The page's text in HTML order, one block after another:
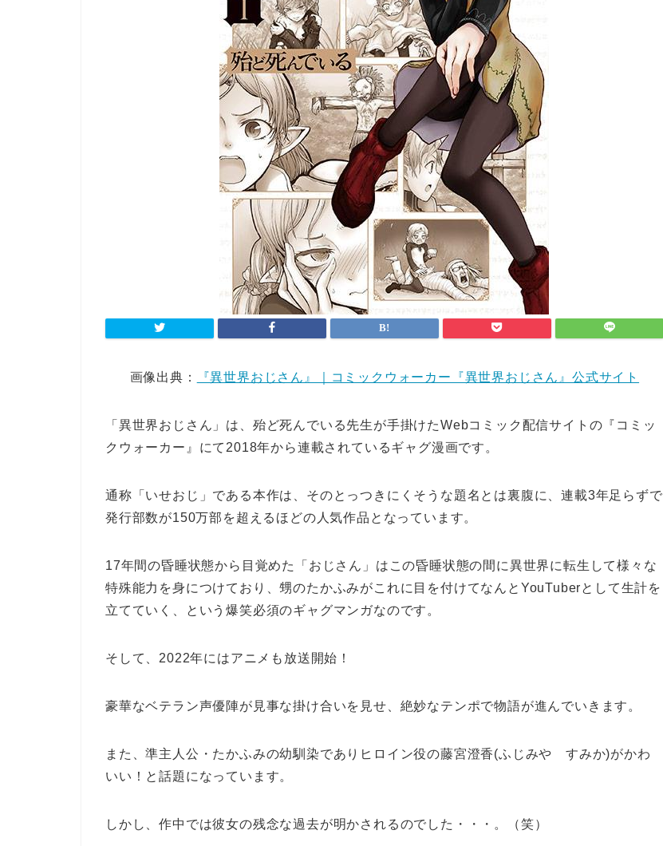
画像出典： 『異世界おじさん』｜コミックウォーカー『異世界おじさん』公式サイト
「異世界おじさん」は、 殆ど死んでいる先生が手掛けたWebコミック配信サイトの『コミッ
クウォーカー』にて2018年から連載されているギャグ漫画です。
通称「いせおじ」である本作は、そのとっつきにくそうな題名とは裏腹に、連載3年足らずで
発行部数が150万部を超えるほどの人気作品となっています。
17年間の昏睡状態から目覚めた「おじさん」はこの昏睡状態の間に異世界に転生して様々な
特殊能力を身につけており、甥のたかふみがこれに目を付けてなんとYouTuberとして生計を
立てていく、という爆笑必須のギャグマンガなのです。
そして、2022年にはアニメも放送開始！
豪華なベテラン声優陣が見事な掛け合いを見せ、絶妙なテンポで物語が進んでいきます。
また、準主人公・たかふみの幼馴染でありヒロイン役の藤宮澄香(ふじみや すみか)がかわ
いい！と話題になっています。
しかし、作中では彼女の残念な過去が明かされるのでした・・・。（笑）